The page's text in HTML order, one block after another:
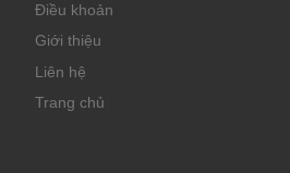
Điều khoản
Giới thiệu
Liên hệ
Trang chủ